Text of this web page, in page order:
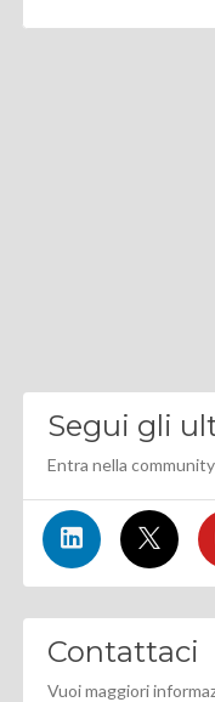
Segui gli
Entra nella community
Contattaci
Vuoi maggiori